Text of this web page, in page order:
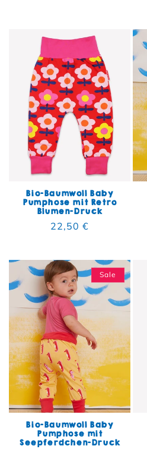
Bio-Baumwoll Baby
Pumphose mit Retro
Blumen-Druck
Normaler Preis
22,50 €
Sale
Bio-Baumwoll Baby
Pumphose mit
Seepferdchen-Druck